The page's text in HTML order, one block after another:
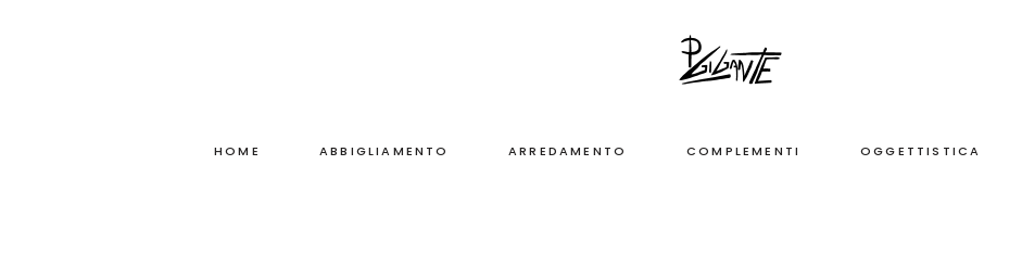
HOME ABBIGLIAMENTO ARREDAMENTO COMPLEMENTI OGGETTISTICA